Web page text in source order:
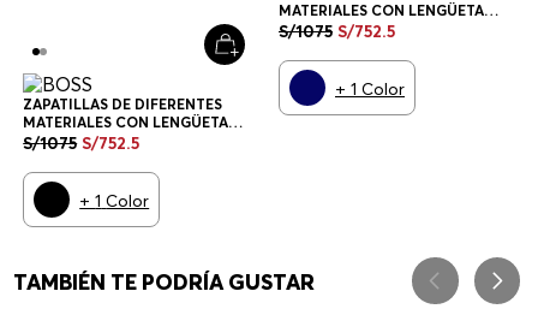
ZAPATILLAS DE DIFERENTES
MATERIALES CON LENGÜETA
TRASERA EN CONTRASTE
S/1075 S/752.5
+1 Color
MATERIALES CON LENGÜETA
TRASERA EN CONTRASTE
S/1075 S/752.5
+ 1 Color
TAMBIÉN TE PODRÍA GUSTAR